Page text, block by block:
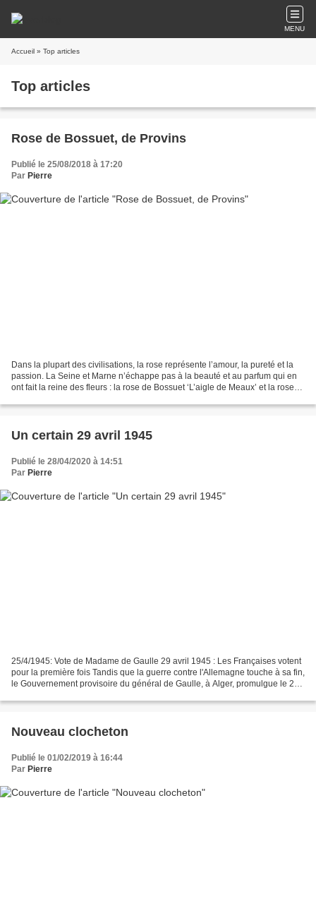
MENU
Accueil » Top articles
Top articles
Rose de Bossuet, de Provins
Publié le 25/08/2018 à 17:20
Par Pierre
Dans la plupart des civilisations, la rose représente l’amour, la pureté et la
passion. La Seine et Marne n’échappe pas à la beauté et au parfum qui en
ont fait la reine des fleurs : la rose de Bossuet ‘L’aigle de Meaux’ et la rose
Un certain 29 avril 1945
Publié le 28/04/2020 à 14:51
Par Pierre
25/4/1945: Vote de Madame de Gaulle 29 avril 1945 : Les Françaises votent
pour la première fois Tandis que la guerre contre l'Allemagne touche à sa fin,
le Gouvernement provisoire du général de Gaulle, à Alger, promulgue le 21
Nouveau clocheton
Publié le 01/02/2019 à 16:44
Par Pierre